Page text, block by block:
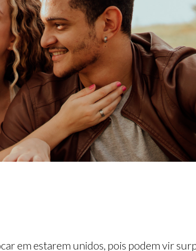
em estarem unidos, pois podem vir